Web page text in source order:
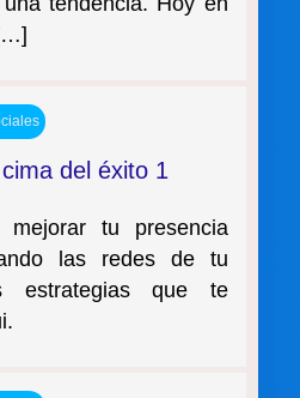
del éxito 1
mejorar tu presencia
las redes de tu
estrategias que te